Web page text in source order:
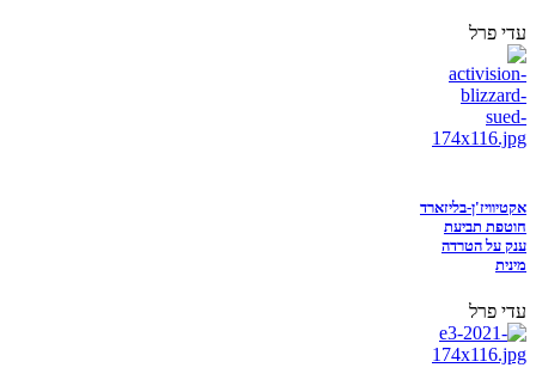
עדי פרל
אקטיוויז'ן-בליזארד
חוטפת תביעת
ענק על הטרדה
מינית
עדי פרל